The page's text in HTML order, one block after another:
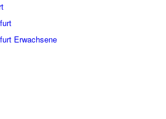
Erwachsene